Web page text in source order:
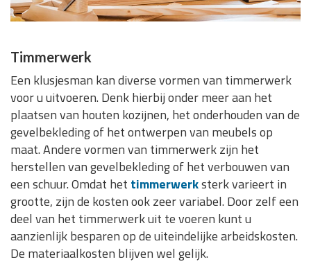
Timmerwerk
Een klusjesman kan diverse vormen van timmerwerk
voor u uitvoeren. Denk hierbij onder meer aan het
plaatsen van houten kozijnen, het onderhouden van de
gevelbekleding of het ontwerpen van meubels op
maat. Andere vormen van timmerwerk zijn het
herstellen van gevelbekleding of het verbouwen van
een schuur. Omdat het timmerwerksterk varieert in
grootte, zijn de kosten ook zeer variabel. Door zelf een
deel van het timmerwerk uit te voeren kunt u
aanzienlijk besparen op de uiteindelijke arbeidskosten.
De materiaalkosten blijven wel gelijk.